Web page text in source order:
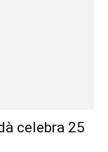
celebra 25